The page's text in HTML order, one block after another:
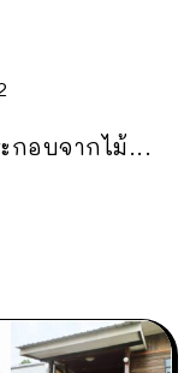
อบจากไม้...